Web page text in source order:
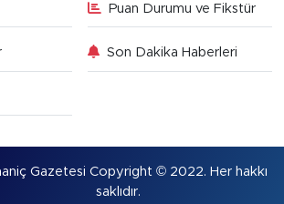
Puan Durumu ve Fikstür
Son Dakika Haberleri
Gazetesi Copyright © 2022. Her hakkı
saklıdır.